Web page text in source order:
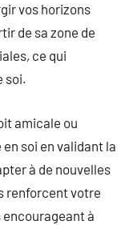
vos horizons
de sa zone de
ce qui
soi.
amicale ou
soi en validant la
à de nouvelles
renforcent votre
à